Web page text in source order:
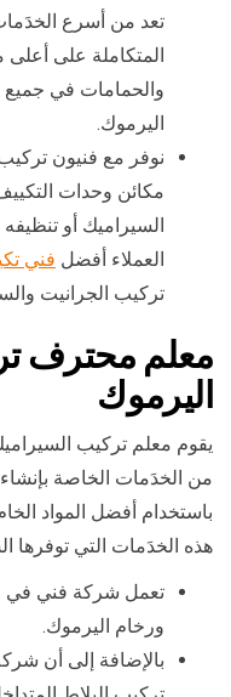
تعد من أسرع
المتكاملة على
والحمامات في جميع
اليرموك.
نوفر مع فنيون
مكائن وحدات
السيراميك أو
العملاء أفضل فني
تركيب الجرانيت
معلم محترف
اليرموك
يقوم معلم تركيب
من الخدَمات الخاصة بإنشاء
باستخدام أفضل المواد
هذه الخدَمات التي توفرها
تعمل شركة فني في
ورخام اليرموك.
بالإضافة إلى أن